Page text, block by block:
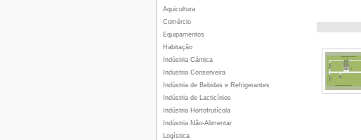
Aquicultura
Comércio
Equipamentos
Habitação
Indústria Cárnica
Industria Conserveira
Indústria de Bebidas e Refrigerantes
Indústria de Lacticínios
Indústria Hortofrutícola
Indústria Não-Alimentar
Logística